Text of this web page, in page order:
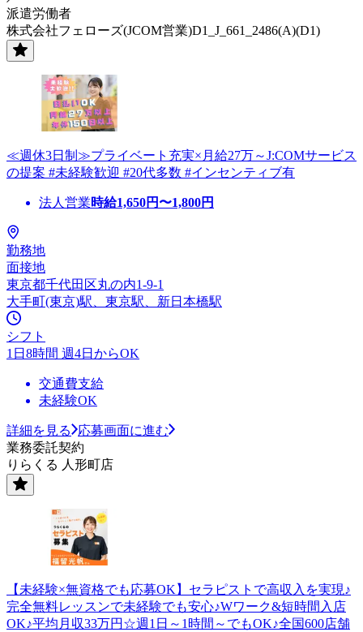
派遣労働者
株式会社フェローズ(JCOM営業)D1_J_661_2486(A)(D1)
≪週休3日制≫プライベート充実×月給27万～J:COMサービス
の提案 #未経験歓迎 #20代多数 #インセンティブ有
法人営業時給1,650円〜1,800円
勤務地
面接地
東京都千代田区丸の内1-9-1
大手町(東京)駅、東京駅、新日本橋駅
シフト
1日8時間 週4日からOK
交通費支給
未経験OK
詳細を見る
応募画面に進む
業務委託契約
りらくる 人形町店
【未経験×無資格でも応募OK】セラピストで高収入を実現♪
完全無料レッスンで未経験でも安心♪Wワーク&短時間入店
OK♪平均月収33万円☆週1日～1時間～でもOK♪全国600店舗